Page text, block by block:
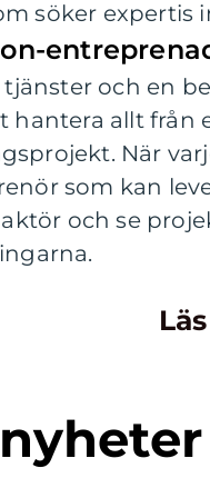
söker expertis
och en
hantera allt från
När
som kan
och se